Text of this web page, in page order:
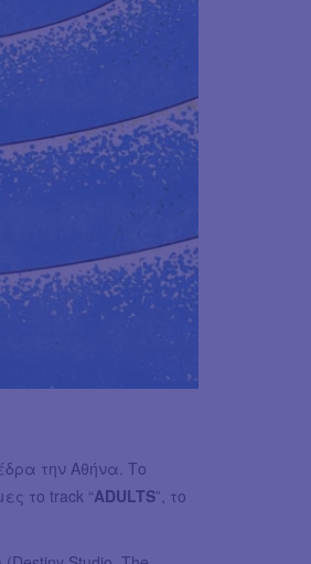
την Αθήνα. Το
το track “ADULTS”, το